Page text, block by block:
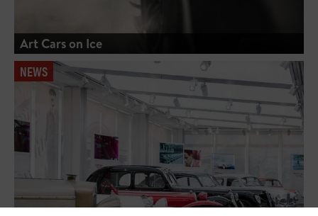
Art Cars on Ice
NEWS